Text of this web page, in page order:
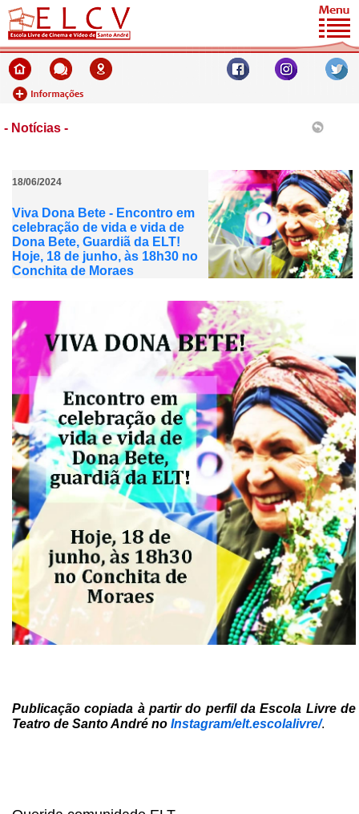
- Notícias -
18/06/2024
Viva Dona Bete - Encontro em
celebração de vida e vida de
Dona Bete, Guardiã da ELT!
Hoje, 18 de junho, às 18h30 no
Conchita de Moraes
Publicação copiada à partir do perfil da Escola Livre de
Teatro de Santo André no Instagram/elt.escolalivre/.